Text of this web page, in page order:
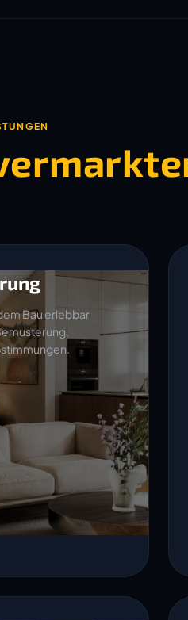
Bau erlebbar